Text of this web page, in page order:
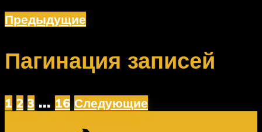
Предыдущие
Пагинация записей
1 2 3 … 16 Следующие